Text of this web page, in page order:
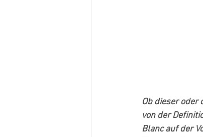
Ob dieser oder
von der
Blanc auf der